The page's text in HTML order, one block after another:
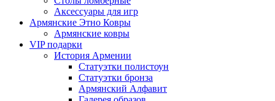
Аксессуары для игр
Армянские Этно Ковры
Армянские ковры
VIP подарки
История Армении
Статуэтки полистоун
Статуэтки бронза
Армянский Алфавит